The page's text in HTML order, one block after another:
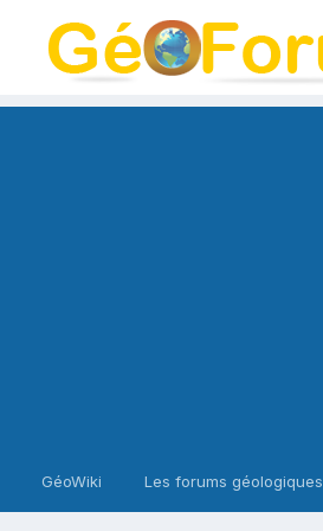
GéoWiki Les forums géologiques